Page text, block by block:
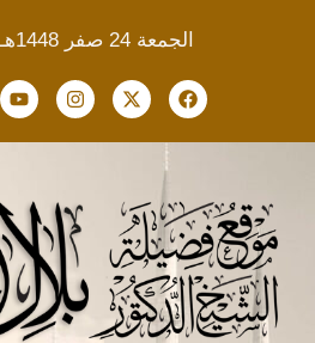
الجمعة 24 صفر 1448هـ 7-8-2026م